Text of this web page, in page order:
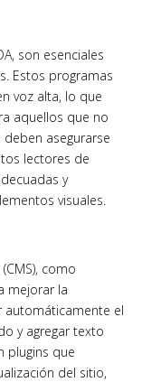
son esenciales
Estos programas
voz alta, lo que
aquellos que no
asegurarse
lectores de
y
visuales.
como
mejorar la
automáticamente el
y agregar texto
plugins que
del sitio,